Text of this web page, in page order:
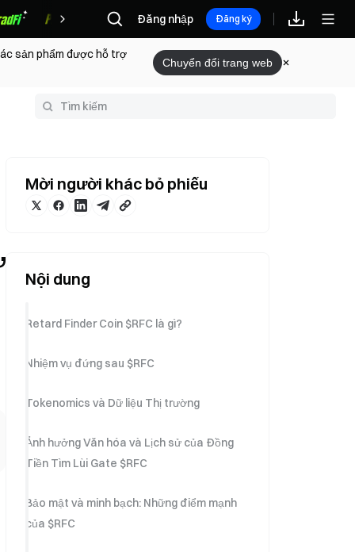
Phần thưởng
Đăng nhập Đăng ký
sản phẩm được hỗ trợ
Chuyển đổi trang web
ngữ
Mời người khác bỏ phiếu
Nội dung
Retard Finder Coin $RFC là gì?
Nhiệm vụ đứng sau $RFC
Tokenomics và Dữ liệu Thị trường
Ảnh hưởng Văn hóa và Lịch sử của Đồng
Tiền Tìm Lùi Gate $RFC
Bảo mật và minh bạch: Những điểm mạnh
của $RFC